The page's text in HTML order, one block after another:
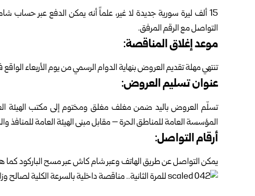
15 ألف ليرة سورية جديدة لا غير، علماً أنه يمكن الدفع عبر حساب
التواصل مع الرقم المرفق.
موعد إغلاق المناقصة:
تنتهي مهلة تقديم العروض بنهاية الدوام الرسمي من يوم الأربعاء الواقع في الـ (8) من
عنوان تسليم العروض:
تسلّم العروض باليد ضمن مغلف مغلق ومختوم إلى مكتب الهيئة
المؤسسة العامة للمناطق الحرة – مقابل مبنى الهيئة العامة للمنافذ
أرقام التواصل:
يمكن التواصل عن طريق الهاتف وعبر شام كاش عبر مسح الباركود